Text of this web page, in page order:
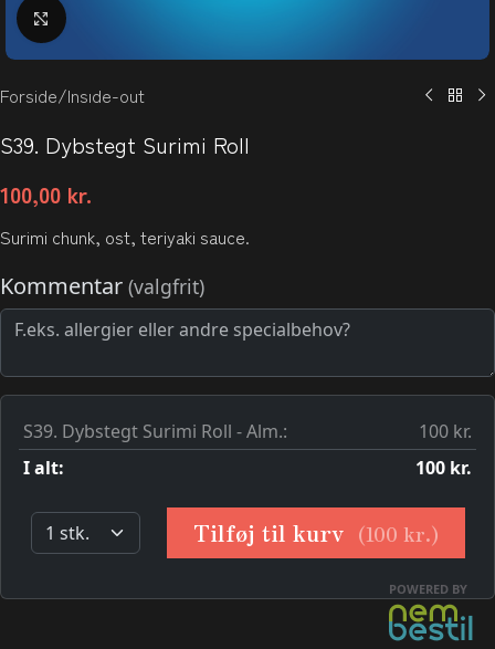
Klik for at forstørre
Forside/Insıde-out
S39. Dybstegt Surimi Roll
100,00 kr.
Surimi chunk, ost, teriyaki sauce.